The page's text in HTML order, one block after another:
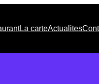
La carteActualites